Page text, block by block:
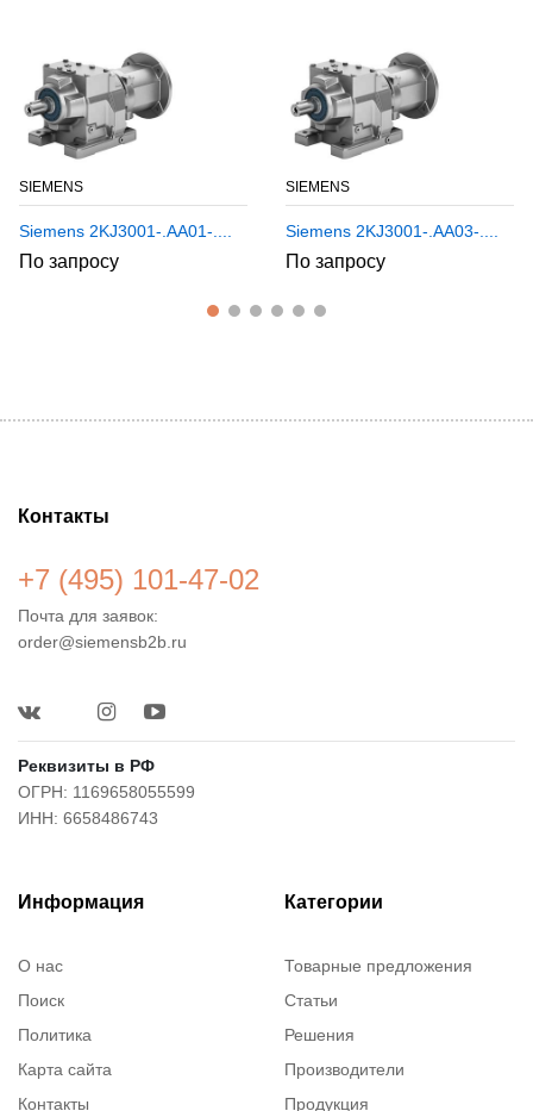
SIEMENS
Siemens 2KJ3001-.AA01-....
По запросу
SIEMENS
Siemens 2KJ3001-.AA03-....
По запросу
Контакты
+7 (495) 101-47-02
Почта для заявок:
order@siemensb2b.ru
Реквизиты в РФ
ОГРН: 1169658055599
ИНН: 6658486743
Информация
О нас
Поиск
Политика
Карта сайта
Контакты
Категории
Товарные предложения
Статьи
Решения
Производители
Продукция